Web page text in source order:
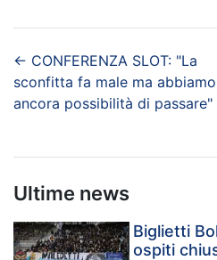
← CONFERENZA SLOT: "La
sconfitta fa male ma abbiamo
ancora possibilità di passare"
Ultime news
Biglietti
ospiti